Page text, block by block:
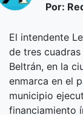
Por:
El intendente
de tres
Beltrán, en la
enmarca en el
municipio
financiamiento